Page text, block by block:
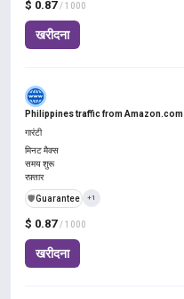
$ 0.87 / 1000
खरीदना
Philippines traffic from Amazon.com
$ 0.87 / 1000
खरीदना
गारंटी
मिनट मैक्स
समय शुरू
रफ़्तार
️🛡️Guarantee +1